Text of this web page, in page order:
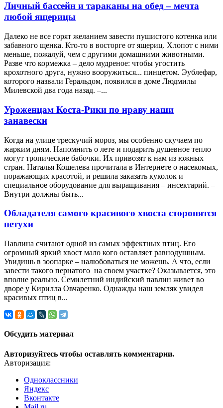
Личный бассейн и тараканы на обед – мечта
любой ящерицы
Далеко не все горят желанием завести пушистого котенка или
забавного щенка. Кто-то в восторге от ящериц. Хлопот с ними
меньше, пожалуй, чем с другими домашними животными.
Разве что кормежка – дело мудреное: чтобы угостить
крохотного друга, нужно вооружиться... пинцетом. Эублефар,
которого назвали Геральдом, появился в доме Людмилы
Милевской два года назад. –...
Уроженцам Коста-Рики по нраву наши
занавески
Когда на улице трескучий мороз, мы особенно скучаем по
жарким дням. Напомнить о лете и подарить душевное тепло
могут тропические бабочки. Их привозят к нам из южных
стран. Наталья Кошелева прочитала в Интернете о насекомых,
поражающих красотой, и решила заказать куколок и
специальное оборудование для выращивания – инсектарий. –
Внутри должны быть...
Обладателя самого красивого хвоста сторонятся
петухи
Павлина считают одной из самых эффектных птиц. Его
огромный яркий хвост мало кого оставляет равнодушным.
Увидишь в зоопарке – налюбоваться не можешь. А что, если
завести такого пернатого на своем участке? Оказывается, это
вполне реально. Семилетний индийский павлин живет во
дворе у Кирилла Овчаренко. Однажды наш земляк увидел
красивых птиц в...
Обсудить материал
Авторизуйтесь чтобы оставлять комментарии.
Авторизация:
Одноклассники
Яндекс
Вконтакте